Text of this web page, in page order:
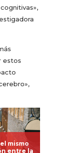
estos
mismo
entre la